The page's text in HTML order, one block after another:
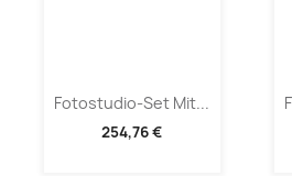
Fotostudio-Set Mit...
254,76 €